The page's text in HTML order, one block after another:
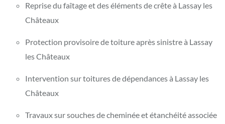
Reprise du faîtage et des éléments de crête à Lassay les
Châteaux
Protection provisoire de toiture après sinistre à Lassay
les Châteaux
Intervention sur toitures de dépendances à Lassay les
Châteaux
Travaux sur souches de cheminée et étanchéité associée